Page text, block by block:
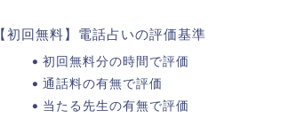
【初回無料】電話占いの評価基準
初回無料分の時間で評価
通話料の有無で評価
当たる先生の有無で評価